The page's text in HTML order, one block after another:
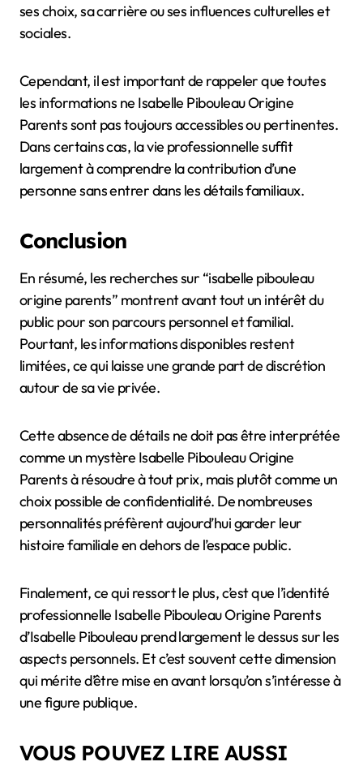
ses choix, sa carrière ou ses influences culturelles et
sociales.
Cependant, il est important de rappeler que toutes
les informations ne Isabelle Pibouleau Origine
Parents sont pas toujours accessibles ou pertinentes.
Dans certains cas, la vie professionnelle suffit
largement à comprendre la contribution d’une
personne sans entrer dans les détails familiaux.
Conclusion
En résumé, les recherches sur “isabelle pibouleau
origine parents” montrent avant tout un intérêt du
public pour son parcours personnel et familial.
Pourtant, les informations disponibles restent
limitées, ce qui laisse une grande part de discrétion
autour de sa vie privée.
Cette absence de détails ne doit pas être interprétée
comme un mystère Isabelle Pibouleau Origine
Parents à résoudre à tout prix, mais plutôt comme un
choix possible de confidentialité. De nombreuses
personnalités préfèrent aujourd’hui garder leur
histoire familiale en dehors de l’espace public.
Finalement, ce qui ressort le plus, c’est que l’identité
professionnelle Isabelle Pibouleau Origine Parents
d’Isabelle Pibouleau prend largement le dessus sur les
aspects personnels. Et c’est souvent cette dimension
qui mérite d’être mise en avant lorsqu’on s’intéresse à
une figure publique.
VOUS POUVEZ LIRE AUSSI